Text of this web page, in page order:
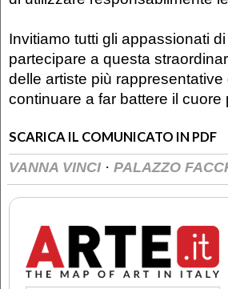
Invitiamo tutti gli appassionati
partecipare a questa
delle artiste più
continuare a far battere il
SCARICA IL COMUNICATO IN PDF
VANNA VINCI · PALAZZO